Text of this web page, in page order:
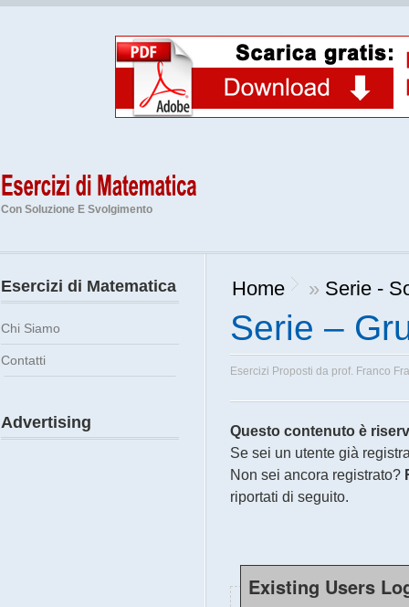
Con Soluzione E Svolgimento
Home » Serie -
Serie –
Esercizi Proposti da prof. Franco
Questo contenuto è
Se sei un utente già
Non sei ancora registrato?
riportati di seguito.
Existing Users
Esercizi di Matematica
Chi Siamo
Contatti
Advertising